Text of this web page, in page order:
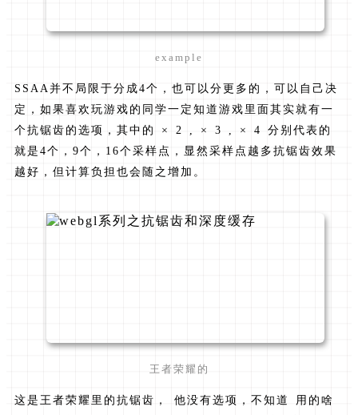
example
SSAA并不局限于分成4个，也可以分更多的，可以自己决
定，如果喜欢玩游戏的同学一定知道游戏里面其实就有一
个抗锯齿的选项，其中的 × 2 , × 3 , × 4 分别代表的
就是4个，9个，16个采样点，显然采样点越多抗锯齿效果
越好，但计算负担也会随之增加。
王者荣耀的
这是王者荣耀里的抗锯齿， 他没有选项，不知道 用的啥